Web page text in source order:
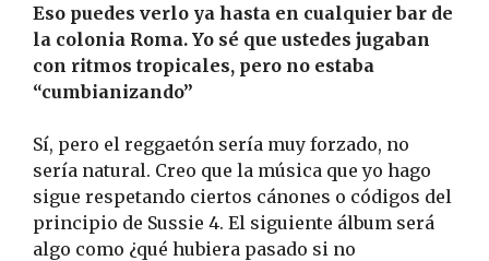
Eso puedes verlo ya hasta en cualquier bar de
la colonia Roma. Yo sé que ustedes jugaban
con ritmos tropicales, pero no estaba
“cumbianizando”
Sí, pero el reggaetón sería muy forzado, no
sería natural. Creo que la música que yo hago
sigue respetando ciertos cánones o códigos del
principio de Sussie 4. El siguiente álbum será
algo como ¿qué hubiera pasado si no